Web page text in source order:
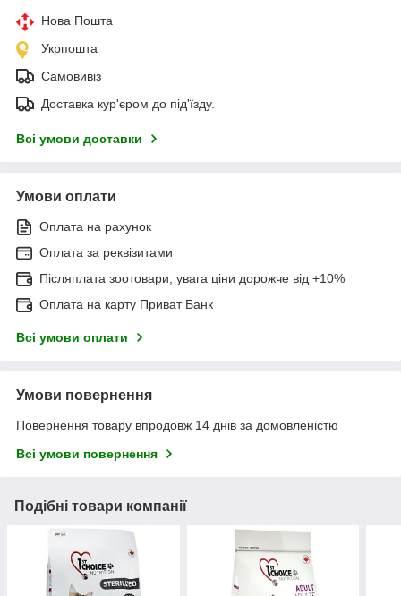
Нова Пошта
Укрпошта
Самовивіз
Доставка кур'єром до під'їзду.
Всі умови доставки
Умови оплати
Оплата на рахунок
Оплата за реквізитами
Післяплата зоотовари, увага ціни дорожче від +10%
Оплата на карту Приват Банк
Всі умови оплати
Умови повернення
Повернення товару впродовж 14 днів за домовленістю
Всі умови повернення
Подібні товари компанії